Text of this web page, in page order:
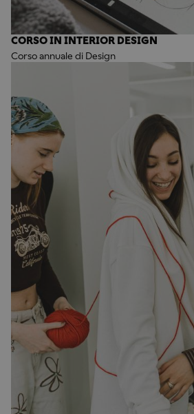
CORSO IN INTERIOR DESIGN
Corso annuale di Design